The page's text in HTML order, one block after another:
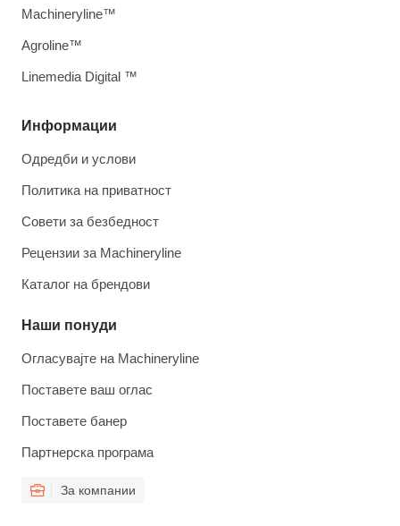
Информации
Одредби и услови
Политика на приватност
Совети за безбедност
Рецензии за Machineryline
Каталог на брендови
Наши понуди
Огласувајте на Machineryline
Поставете ваш оглас
Поставете банер
Партнерска програма
За компании
Machineryline™
Agroline™
Linemedia Digital ™